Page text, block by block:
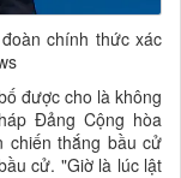
chính thức xác
được cho là không
Đảng Cộng hòa
chiến thắng bầu cử
cử. "Giờ là lúc lật